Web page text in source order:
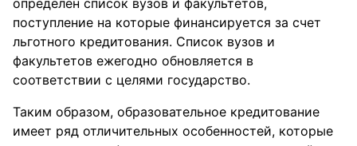
определен список вузов и факультетов,
поступление на которые финансируется за счет
льготного кредитования. Список вузов и
факультетов ежегодно обновляется в
соответствии с целями государство.
Таким образом, образовательное кредитование
имеет ряд отличительных особенностей, которые